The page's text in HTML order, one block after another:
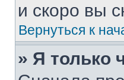
и скоро вы
Вернуться к
» Я только